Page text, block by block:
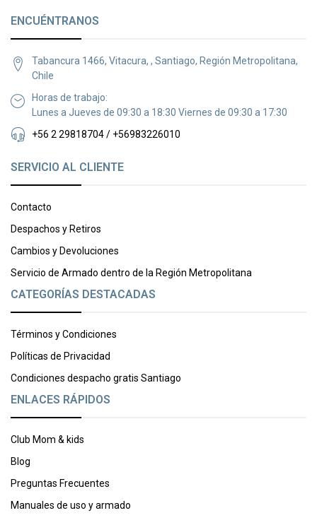
ENCUÉNTRANOS
Tabancura 1466, Vitacura, , Santiago, Región Metropolitana,
Chile
Horas de trabajo:
Lunes a Jueves de 09:30 a 18:30 Viernes de 09:30 a 17:30
+56 2 29818704 / +56983226010
SERVICIO AL CLIENTE
Contacto
Despachos y Retiros
Cambios y Devoluciones
Servicio de Armado dentro de la Región Metropolitana
CATEGORÍAS DESTACADAS
Términos y Condiciones
Políticas de Privacidad
Condiciones despacho gratis Santiago
ENLACES RÁPIDOS
Club Mom & kids
Blog
Preguntas Frecuentes
Manuales de uso y armado